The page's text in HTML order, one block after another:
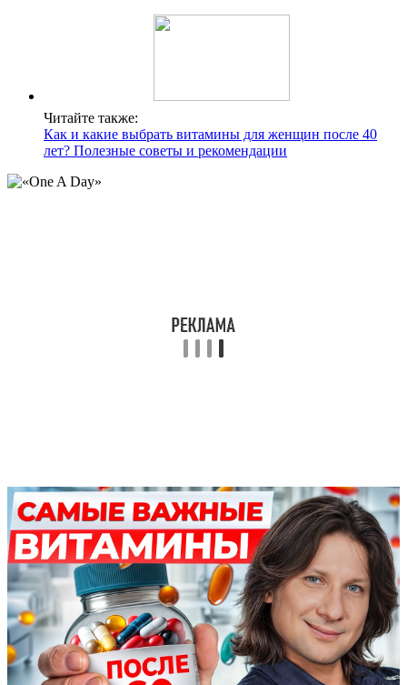
Читайте также:
Как и какие выбрать витамины для женщин после 40
лет? Полезные советы и рекомендации